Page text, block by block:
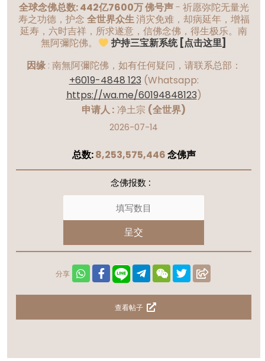
全球念佛总数: 442亿7600万 佛号声- 祈愿弥陀无量光
寿之功德，护念 全世界众生消灾免难，却病延年，增福
延寿，六时吉祥，所求遂意，信佛念佛，得生极乐。南
無阿彌陀佛。
护持三宝新系统 [点击这里]
因缘: 南無阿彌陀佛，如有任何疑问，请联系总部：
+6019-4848 123 (Whatsapp:
https://wa.me/60194848123)
申请人 : 净土宗 (全世界)
2026-07-14
总数:8,253,575,446念佛声
分享
查看帖子
念佛报数 :
呈交